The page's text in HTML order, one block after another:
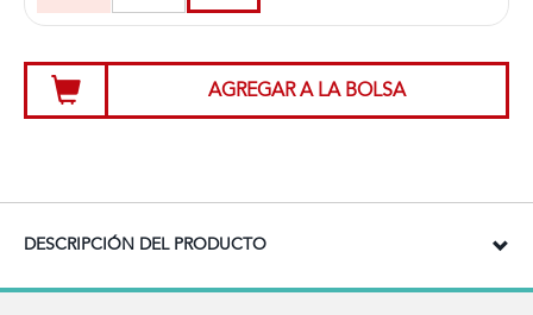
AGREGAR A LA BOLSA
DESCRIPCIÓN DEL PRODUCTO